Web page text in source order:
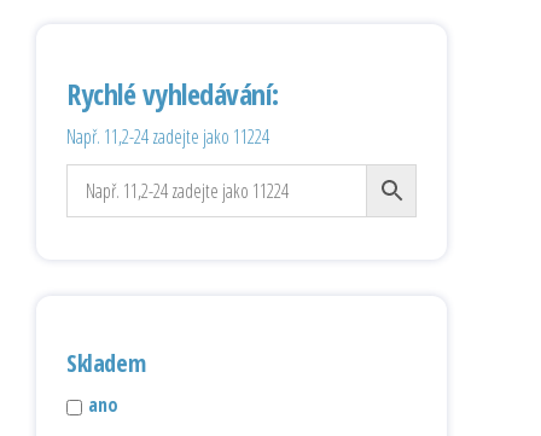
Rychlé vyhledávání:
Např. 11,2-24 zadejte jako 11224
Skladem
ano